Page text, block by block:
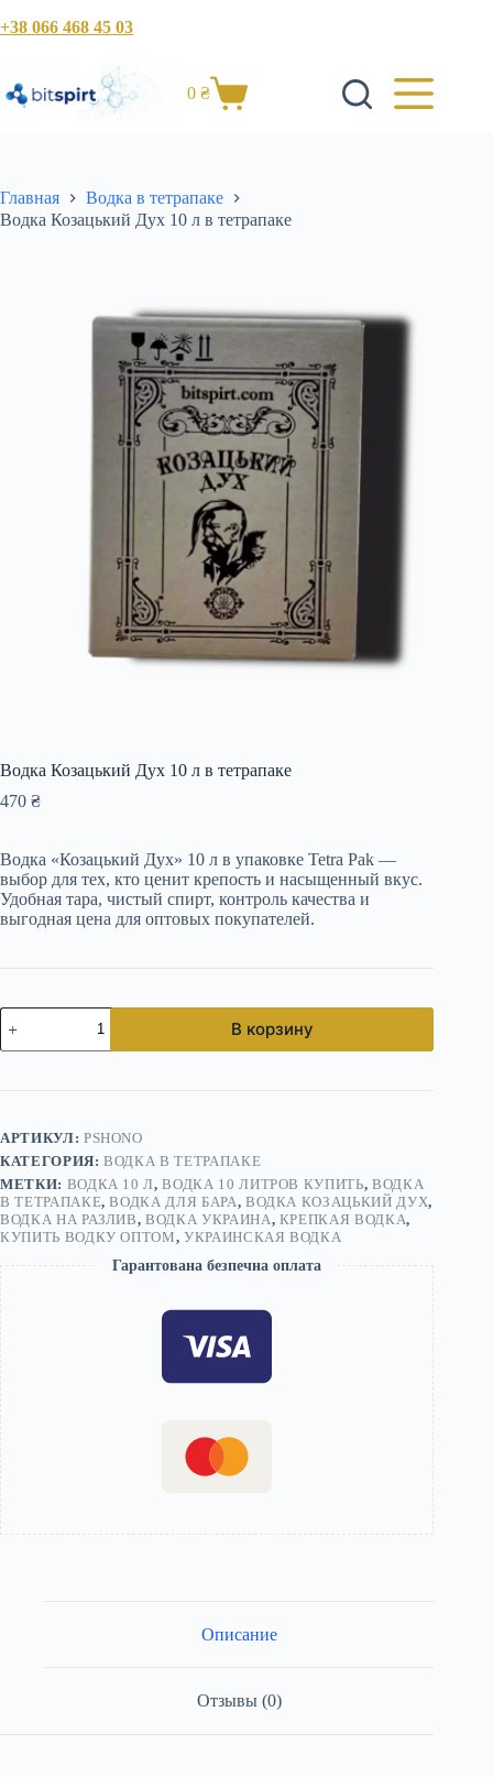
к
+38 066 468 45 03
Корзина
0 ₴
Главная
Водка в тетрапаке
Водка Козацький Дух 10 л в тетрапаке
Водка Козацький Дух 10 л в тетрапаке
470 ₴
Водка «Козацький Дух» 10 л в упаковке Tetra Pak —
выбор для тех, кто ценит крепость и насыщенный вкус.
Удобная тара, чистый спирт, контроль качества и
выгодная цена для оптовых покупателей.
Количество
товара
Водка
Дух
в
тетрапаке
В корзину
АРТИКУЛ: PSHONO
КАТЕГОРИЯ:ВОДКА В ТЕТРАПАКЕ
МЕТКИ: ВОДКА 10 Л,ВОДКА 10 ЛИТРОВ КУПИТЬ, ВОДКА
В ТЕТРАПАКЕ,ВОДКА ДЛЯ БАРА, ВОДКА КОЗАЦЬКИЙ ДУХ,
ВОДКА НА РАЗЛИВ,ВОДКА УКРАИНА, КРЕПКАЯ ВОДКА,
КУПИТЬ ВОДКУ ОПТОМ,УКРАИНСКАЯ ВОДКА
Гарантована безпечна оплата
Описание
Отзывы (0)